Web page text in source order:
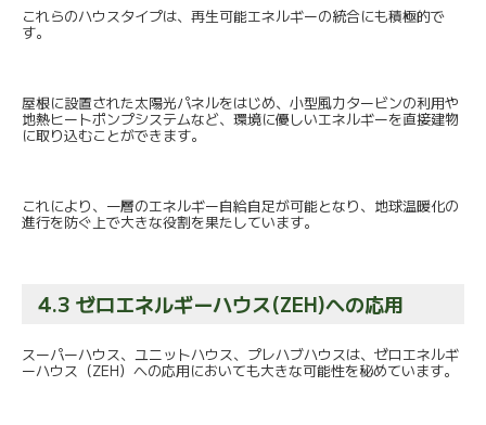
これらのハウスタイプは、 再生可能エネルギーの統合にも積極的で
す。
屋根に設置された太陽光パネルをはじめ、 小型風力タービンの利用や
地熱ヒートポンプシステムなど、 環境に優しいエネルギーを直接建物
に取り込むことができます。
これにより、一層のエネルギー自給自足が可能となり、 地球温暖化の
進行を防ぐ上で大きな役割を果たしています。
4.3 ゼロエネルギーハウス(ZEH)への応用
スーパーハウス、ユニットハウス、プレハブハウスは、 ゼロエネルギ
ーハウス（ZEH） への応用においても大きな可能性を秘めています。